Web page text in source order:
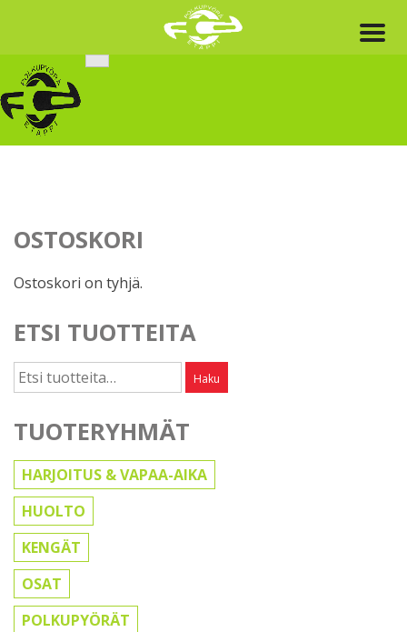
content
OSTOSKORI
Ostoskori on tyhjä.
ETSI TUOTTEITA
Etsi: Haku
TUOTERYHMÄT
HARJOITUS & VAPAA-AIKA
HUOLTO
KENGÄT
OSAT
POLKUPYÖRÄT